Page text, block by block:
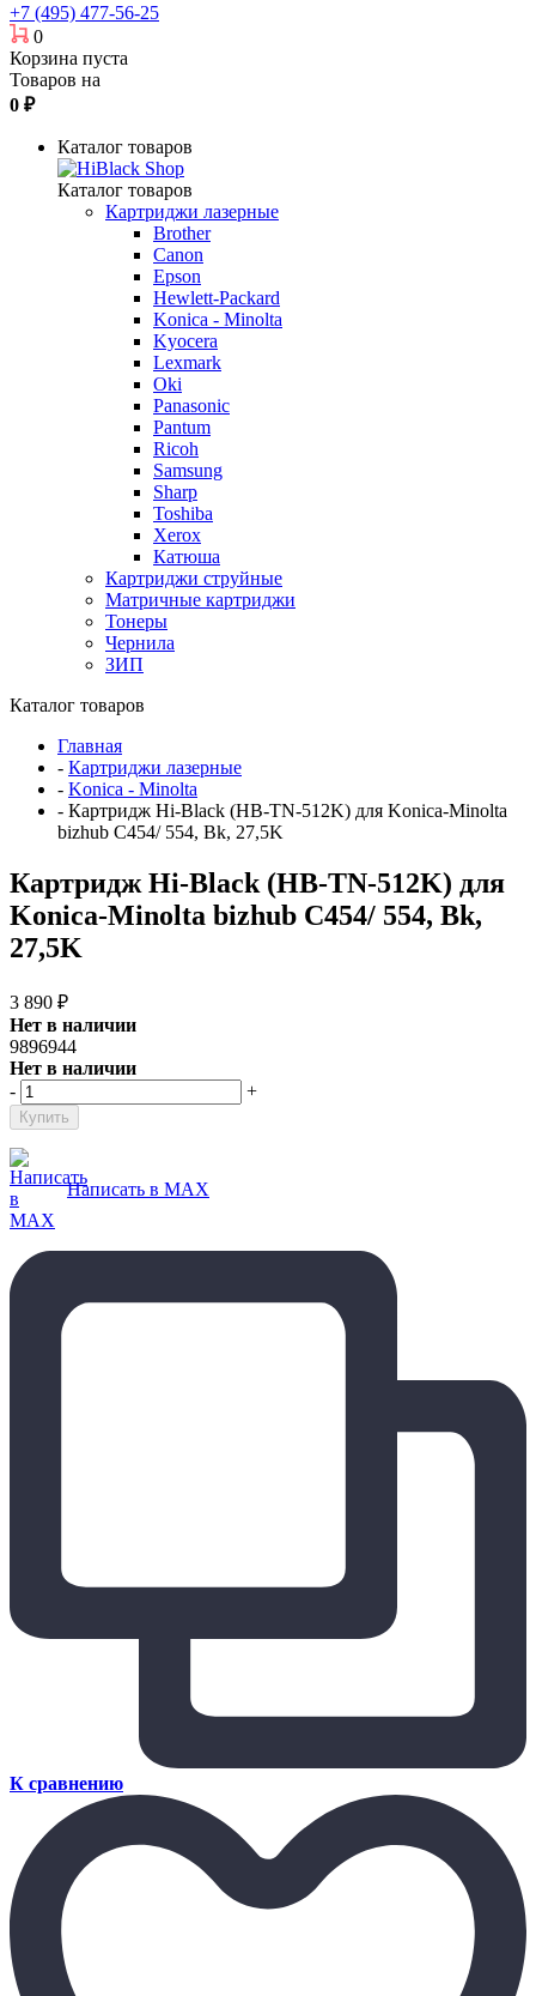
+7 (495) 477-56-25
0
Корзина пуста
Товаров на
0 ₽
Каталог товаров
Каталог товаров
Картриджи лазерные
Brother
Canon
Epson
Hewlett-Packard
Konica - Minolta
Kyocera
Lexmark
Oki
Panasonic
Pantum
Ricoh
Samsung
Sharp
Toshiba
Xerox
Катюша
Картриджи струйные
Матричные картриджи
Тонеры
Чернила
ЗИП
Каталог товаров
Главная
- Картриджи лазерные
- Konica - Minolta
- Картридж Hi-Black (HB-TN-512K) для Konica-Minolta
bizhub C454/ 554, Bk, 27,5K
Картридж Hi-Black (HB-TN-512K) для
Konica-Minolta bizhub C454/ 554, Bk,
27,5K
3 890 ₽
Нет в наличии
9896944
Нет в наличии
-
+
Написать в MAX
К сравнению